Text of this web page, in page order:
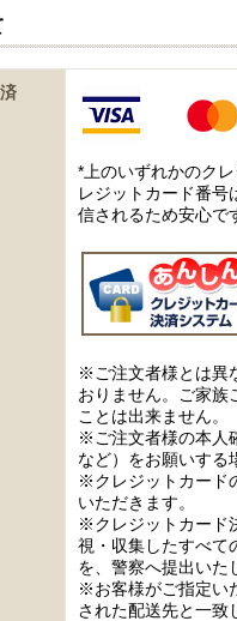
*上のいずれかのク
レジットカード番号
信されるため安心で
※ご注文者様とは異
おりません。ご家族
ことは出来ません。
※ご注文者様の本人
など）をお願いする
※クレジットカード
いただきます。
※クレジットカード
視・収集したすべて
を、警察へ提出いた
※お客様がご指定い
された配送先と一致